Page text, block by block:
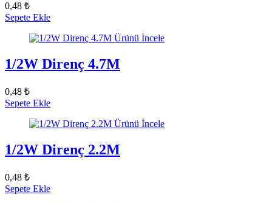
0,48 ₺
Sepete Ekle
Ürünü İncele
1/2W Direnç 4.7M
0,48 ₺
Sepete Ekle
Ürünü İncele
1/2W Direnç 2.2M
0,48 ₺
Sepete Ekle